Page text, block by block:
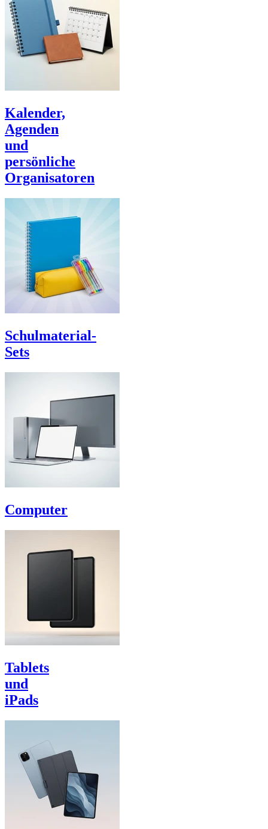
Kalender,
Agenden
und
persönliche
Organisatoren
Schulmaterial-
Sets
Computer
Tablets
und
iPads